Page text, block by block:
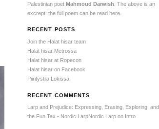
Palestinian poet Mahmoud Darwish . The above is an
excrept: the full poem can be read here.
RECENT POSTS
Join the Halat hisar team
Halat hisar Metrossa
Halat hisar at Ropecon
Halat hisar on Facebook
Piiritystila Lokissa
RECENT COMMENTS
Larp and Prejudice: Expressing, Erasing, Exploring, and
the Fun Tax - Nordic LarpNordic Larpon Intro